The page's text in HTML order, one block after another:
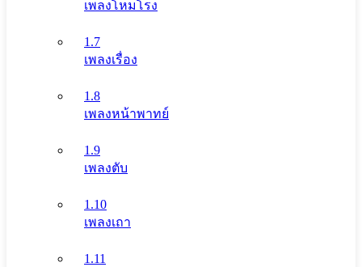
เพลงโหมโรง
1.7
เพลงเรื่อง
1.8
เพลงหน้าพาทย์
1.9
เพลงตับ
1.10
เพลงเถา
1.11